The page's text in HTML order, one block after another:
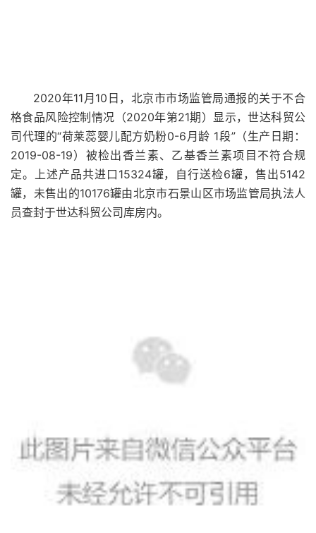
2020年11月10日，北京市市场监管局通报的关于不合
格食品风险控制情况（2020年第21期）显示，世达科贸公
司代理的“荷莱蕊婴儿配方奶粉0-6月龄 1段”（生产日期：
2019-08-19）被检出香兰素、乙基香兰素项目不符合规
定。上述产品共进口15324罐，自行送检6罐，售出5142
罐，未售出的10176罐由北京市石景山区市场监管局执法人
员查封于世达科贸公司库房内。